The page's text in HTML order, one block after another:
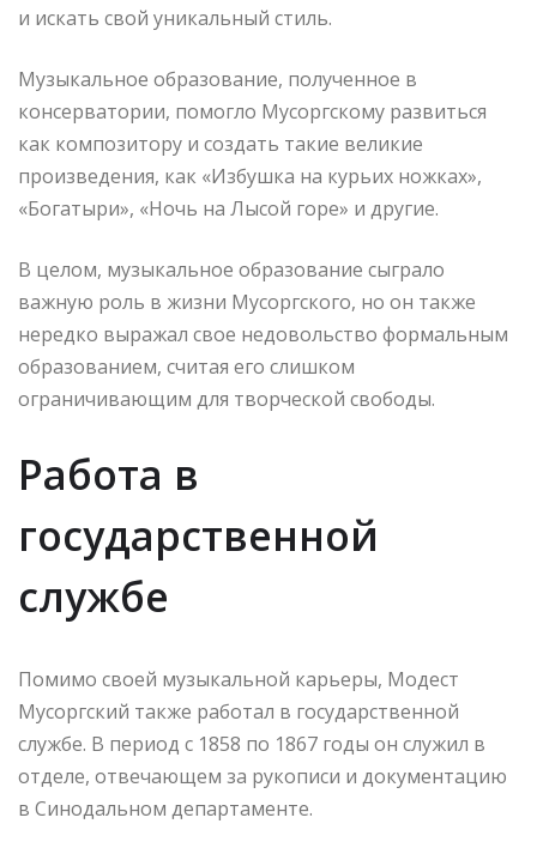
и искать свой уникальный стиль.
Музыкальное образование, полученное в
консерватории, помогло Мусоргскому развиться
как композитору и создать такие великие
произведения, как «Избушка на курьих ножках»,
«Богатыри», «Ночь на Лысой горе» и другие.
В целом, музыкальное образование сыграло
важную роль в жизни Мусоргского, но он также
нередко выражал свое недовольство формальным
образованием, считая его слишком
ограничивающим для творческой свободы.
Работа в
государственной
службе
Помимо своей музыкальной карьеры, Модест
Мусоргский также работал в государственной
службе. В период с 1858 по 1867 годы он служил в
отделе, отвечающем за рукописи и документацию
в Синодальном департаменте.